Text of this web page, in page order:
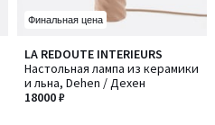
Финальная цена
LA REDOUTE INTERIEURS
Настольная лампа из керамики
и льна, Dehen / Дехен
18000 ₽
5
/
5